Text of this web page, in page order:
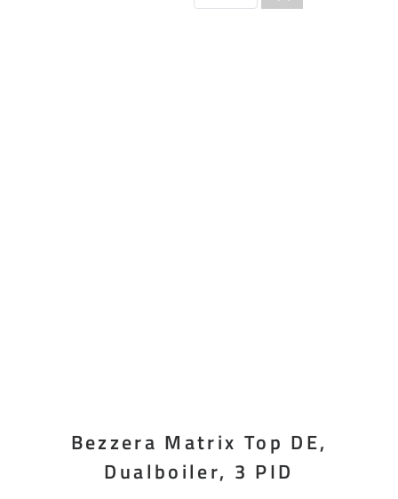
Bezzera Matrix Top DE,
Dualboiler, 3 PID